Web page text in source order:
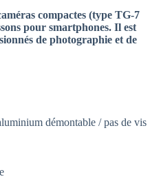
compactes (type TG-7
pour smartphones. Il est
de photographie et de
démontable / pas de vis